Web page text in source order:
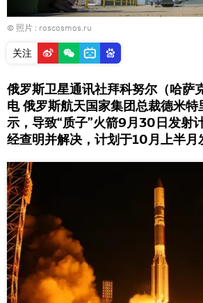
© 照片 : roscosmos.ru
关注
俄罗斯卫星通讯社拜科努尔（哈萨
电 俄罗斯航天国家集团总裁德米特
示，导致“质子”火箭9月30日发射
经查明并解决，计划于10月上半月